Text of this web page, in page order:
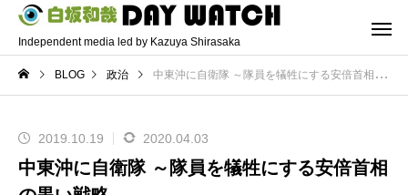
Independent media led by Kazuya Shirasaka
BLOG 政治 中東沖に自衛隊 ～隊員を犠牲にする安倍首相の黒い戦略
2019.10.19 2020.04.03
中東沖に自衛隊 ～隊員を犠牲にする安倍首相